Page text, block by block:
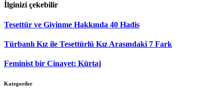
İlginizi çekebilir
Tesettür ve Giyinme Hakkında 40 Hadis
Türbanlı Kız ile Tesettürlü Kız Arasındaki 7 Fark
Feminist bir Cinayet: Kürtaj
Kategoriler